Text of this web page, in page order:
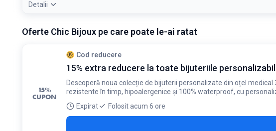
Detalii
Condiții:
Oferte Chic Bijoux pe care poate le-ai ratat
15%
CUPON
Cod reducere
15% extra reducere la toate bijuteriile
Descoperă noua colecție de bijuterii personalizate din oțel medical
rezistente în timp, hipoalergenice și 100% waterproof, cu
Expirat
Folosit acum 6 ore